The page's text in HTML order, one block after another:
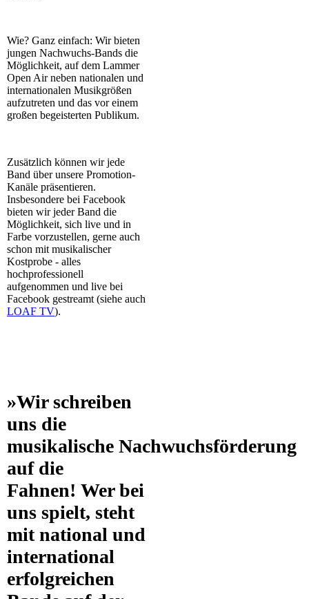
Wie? Ganz einfach: Wir bieten
jungen Nachwuchs-Bands die
Möglichkeit, auf dem Lammer
Open Air neben nationalen und
internationalen Musikgrößen
aufzutreten und das vor einem
großen begeisterten Publikum.
Zusätzlich können wir jede
Band über unsere Promotion-
Kanäle präsentieren.
Insbesondere bei Facebook
bieten wir jeder Band die
Möglichkeit, sich live und in
Farbe vorzustellen, gerne auch
schon mit musikalischer
Kostprobe - alles
hochprofessionell
aufgenommen und live bei
Facebook gestreamt (siehe auch
LOAF TV).
»Wir schreiben
uns die
musikalische Nachwuchsförderung
auf die
Fahnen! Wer bei
uns spielt, steht
mit national und
international
erfolgreichen